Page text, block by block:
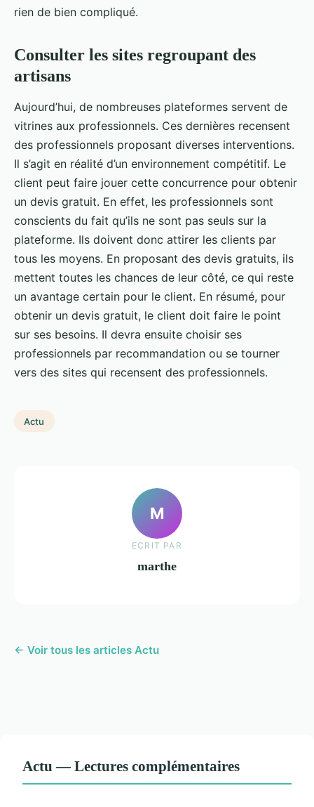
rien de bien compliqué.
Consulter les sites regroupant des
artisans
Aujourd’hui, de nombreuses plateformes servent de
vitrines aux professionnels. Ces dernières recensent
des professionnels proposant diverses interventions.
Il s’agit en réalité d’un environnement compétitif. Le
client peut faire jouer cette concurrence pour obtenir
un devis gratuit. En effet, les professionnels sont
conscients du fait qu’ils ne sont pas seuls sur la
plateforme. Ils doivent donc attirer les clients par
tous les moyens. En proposant des devis gratuits, ils
mettent toutes les chances de leur côté, ce qui reste
un avantage certain pour le client. En résumé, pour
obtenir un devis gratuit, le client doit faire le point
sur ses besoins. Il devra ensuite choisir ses
professionnels par recommandation ou se tourner
vers des sites qui recensent des professionnels.
Actu
M
ECRIT PAR
marthe
← Voir tous les articles Actu
Actu — Lectures complémentaires